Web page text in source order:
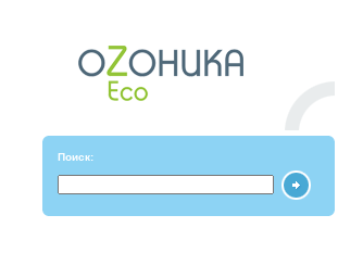
Поиск: